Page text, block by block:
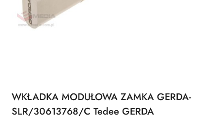
WKŁADKA MODUŁOWA ZAMKA GERDA-
SLR/30613768/C Tedee GERDA